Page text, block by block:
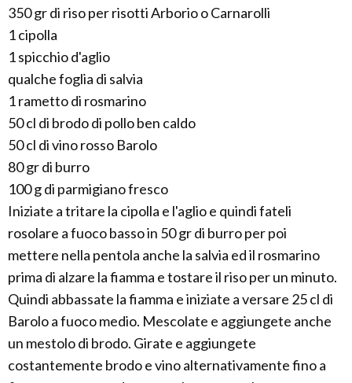
350 gr di riso per risotti Arborio o Carnarolli
1 cipolla
1 spicchio d'aglio
qualche foglia di salvia
1 rametto di rosmarino
50 cl di brodo di pollo ben caldo
50 cl di vino rosso Barolo
80 gr di burro
100 g di parmigiano fresco
Iniziate a tritare la cipolla e l'aglio e quindi fateli
rosolare a fuoco basso in 50 gr di burro per poi
mettere nella pentola anche la salvia ed il rosmarino
prima di alzare la fiamma e tostare il riso per un minuto.
Quindi abbassate la fiamma e iniziate a versare 25 cl di
Barolo a fuoco medio. Mescolate e aggiungete anche
un mestolo di brodo. Girate e aggiungete
costantemente brodo e vino alternativamente fino a